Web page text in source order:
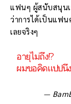
แฟนๆ ผู้สนับสนุนเ
ว่าการได้เป็นแฟ
เลยจริงๆ
อายุไม่ถึง!?
ผมขอคิดแปปนึ
—